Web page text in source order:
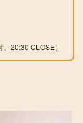
20:30 CLOSE）